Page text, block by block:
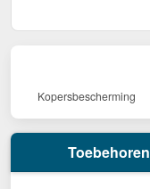
Kopersbescherming
Toebehoren